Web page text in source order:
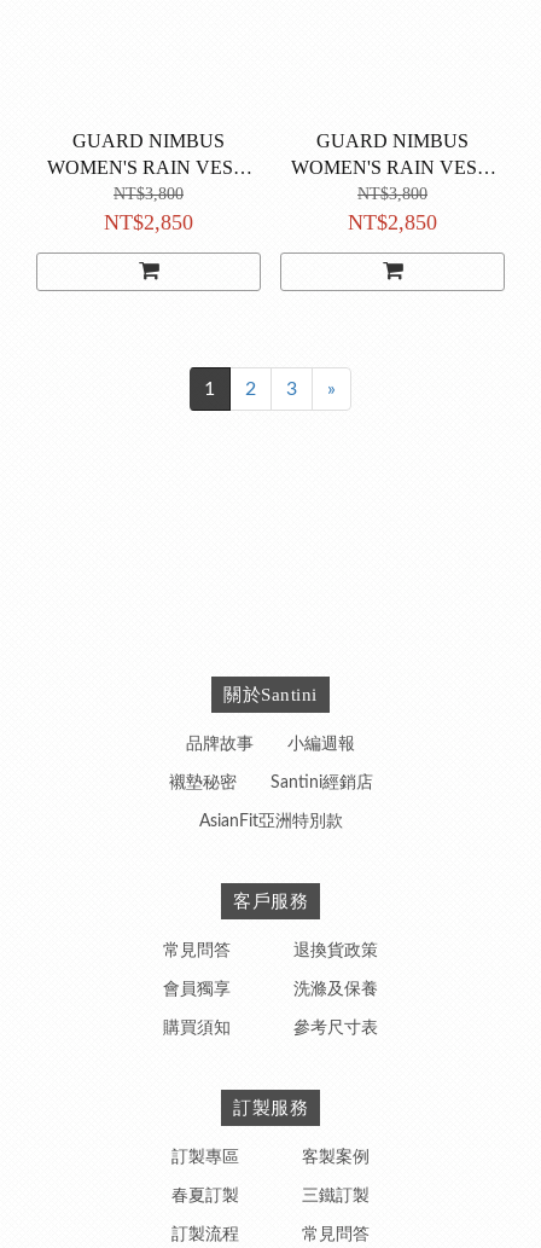
GUARD NIMBUS
WOMEN'S RAIN VEST-
NE
NT$3,800
NT$2,850
GUARD NIMBUS
WOMEN'S RAIN VEST-
GN
NT$3,800
NT$2,850
1 2 3 »
關於Santini
品牌故事 小編週報
襯墊秘密 Santini經銷店
AsianFit亞洲特別款
客戶服務
常見問答 退換貨政策
會員獨享 洗滌及保養
購買須知 參考尺寸表
訂製服務
訂製專區 客製案例
春夏訂製 三鐵訂製
訂製流程 常見問答